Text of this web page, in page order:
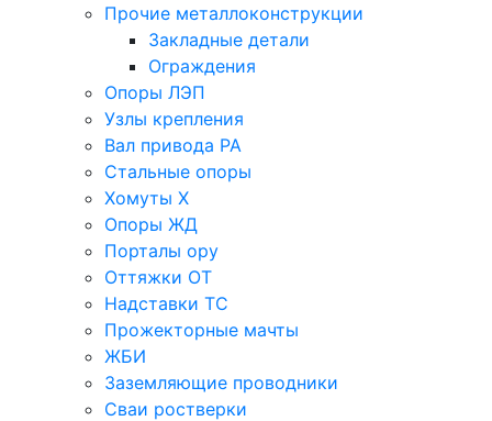
Прочие металлоконструкции
Закладные детали
Ограждения
Опоры ЛЭП
Узлы крепления
Вал привода РА
Стальные опоры
Хомуты Х
Опоры ЖД
Порталы ору
Оттяжки ОТ
Надставки ТС
Прожекторные мачты
ЖБИ
Заземляющие проводники
Сваи ростверки